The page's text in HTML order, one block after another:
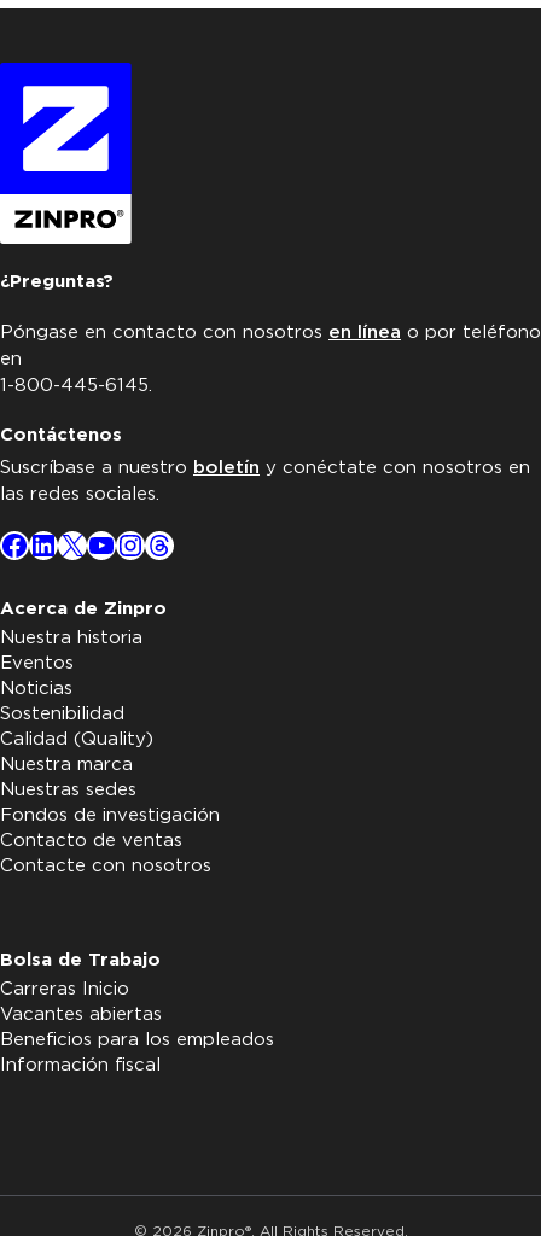
¿Preguntas?
Póngase en contacto con nosotros en línea o por teléfono
en
1-800-445-6145.
Contáctenos
Suscríbase a nuestro boletín y conéctate con nosotros en
las redes sociales.
Facebook
LinkedIn
X YouTube
Instagram
Threads
Acerca de Zinpro
Nuestra historia
Eventos
Noticias
Sostenibilidad
Calidad (Quality)
Nuestra marca
Nuestras sedes
Fondos de investigación
Contacto de ventas
Contacte con nosotros
Bolsa de Trabajo
Carreras Inicio
Vacantes abiertas
Beneficios para los empleados
Información fiscal
© 2026 Zinpro®. All Rights Reserved.